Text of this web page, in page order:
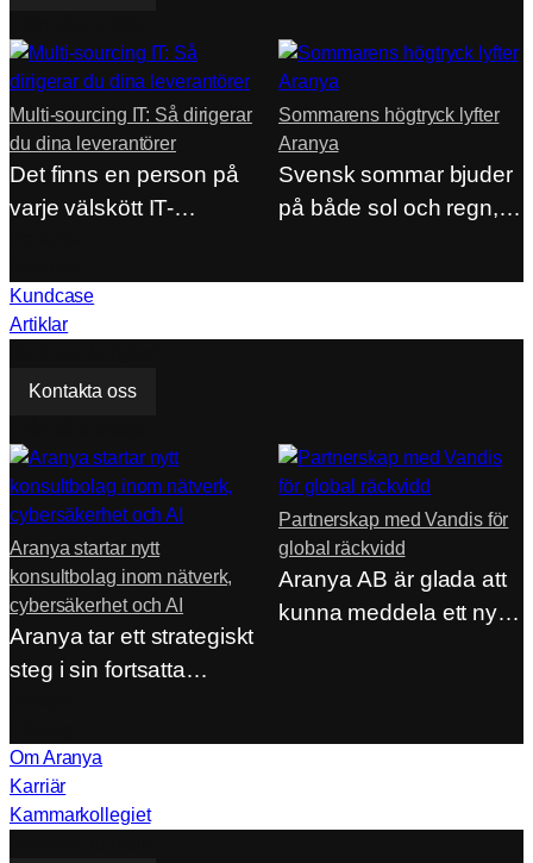
Multi-sourcing IT: Så dirigerar
du dina leverantörer
Det finns en person på
varje välskött IT-
Sommarens högtryck lyfter
Aranya
Svensk sommar bjuder
på både sol och regn,
Kundcase
Artiklar
Kontakta oss
Aranya startar nytt
konsultbolag inom nätverk,
cybersäkerhet och AI
Aranya tar ett strategiskt
steg i sin fortsatta
Partnerskap med Vandis för
global räckvidd
Aranya AB är glada att
kunna meddela ett nytt
Om Aranya
Karriär
Kammarkollegiet